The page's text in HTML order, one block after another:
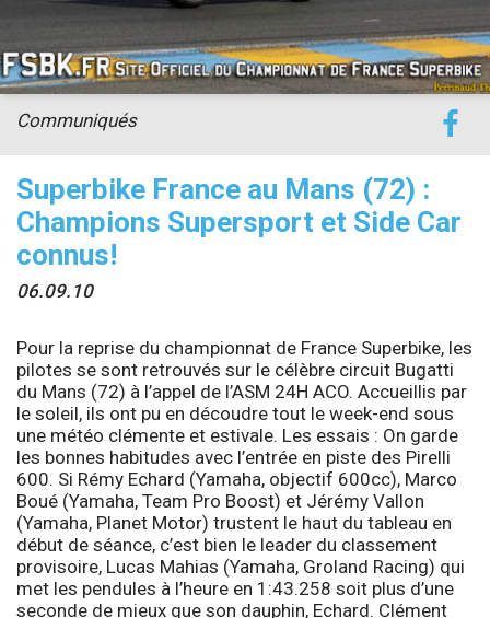
Superbike France au Mans (72) :
Champions Supersport et Side Car
connus!
06.09.10
Communiqués
Pour la reprise du championnat de France Superbike, les
pilotes se sont retrouvés sur le célèbre circuit Bugatti
du Mans (72) à l’appel de l’ASM 24H ACO. Accueillis par
le soleil, ils ont pu en découdre tout le week-end sous
une météo clémente et estivale. Les essais : On garde
les bonnes habitudes avec l’entrée en piste des Pirelli
600. Si Rémy Echard (Yamaha, objectif 600cc), Marco
Boué (Yamaha, Team Pro Boost) et Jérémy Vallon
(Yamaha, Planet Motor) trustent le haut du tableau en
début de séance, c’est bien le leader du classement
provisoire, Lucas Mahias (Yamaha, Groland Racing) qui
met les pendules à l’heure en 1:43.258 soit plus d’une
seconde de mieux que son dauphin, Echard. Clément